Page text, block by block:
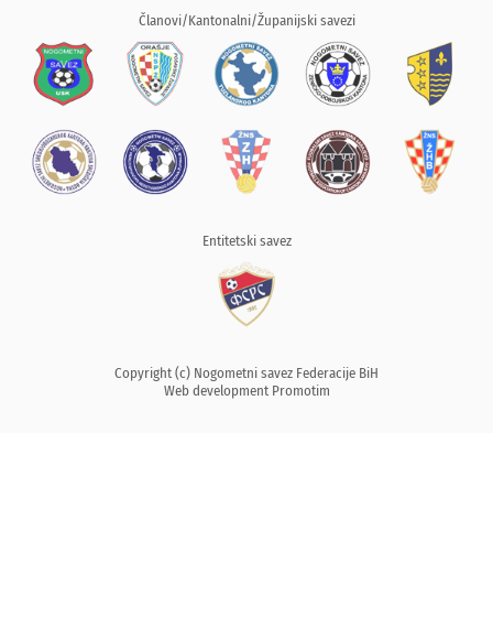
Članovi/Kantonalni/Županijski savezi
Entitetski savez
Copyright (c) Nogometni savez Federacije BiH
Web development Promotim